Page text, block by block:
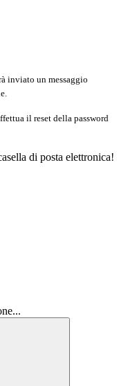
inviato un messaggio
il reset della password
di posta elettronica!